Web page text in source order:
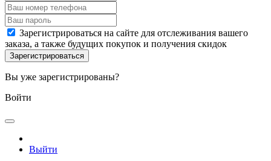
Зарегистрироваться на сайте для отслеживания вашего
заказа, а также будущих покупок и получения скидок
Вы уже зарегистрированы?
Войти
Выйти